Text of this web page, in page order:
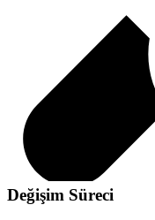
Değişim Süreci